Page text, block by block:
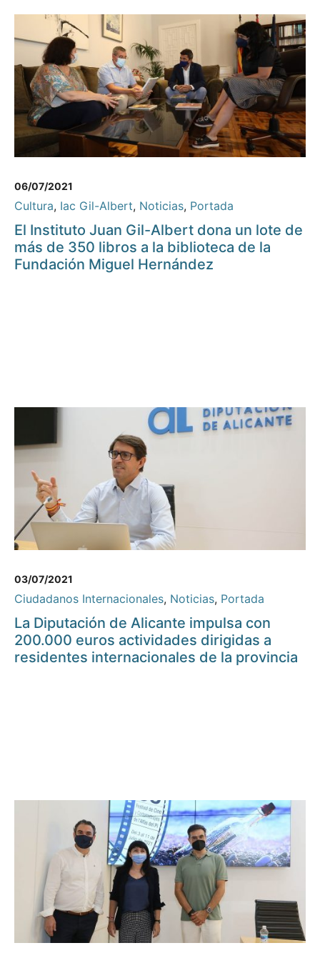
06/07/2021
Cultura, Iac Gil-Albert, Noticias, Portada
El Instituto Juan Gil-Albert dona un lote de
más de 350 libros a la biblioteca de la
Fundación Miguel Hernández
03/07/2021
Ciudadanos Internacionales, Noticias, Portada
La Diputación de Alicante impulsa con
200.000 euros actividades dirigidas a
residentes internacionales de la provincia